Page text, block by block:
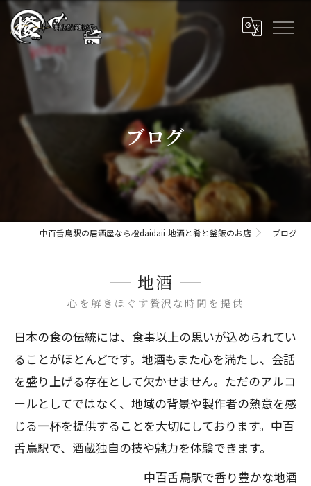
ブログ
中百舌鳥駅の居酒屋なら橙daidaii-地酒と肴と釜飯のお店 ブログ
地酒
心を解きほぐす贅沢な時間を提供
日本の食の伝統には、食事以上の思いが込められてい
ることがほとんどです。地酒もまた心を満たし、会話
を盛り上げる存在として欠かせません。ただのアルコ
ールとしてではなく、地域の背景や製作者の熱意を感
じる一杯を提供することを大切にしております。中百
舌鳥駅で、酒蔵独自の技や魅力を体験できます。
中百舌鳥駅で香り豊かな地酒